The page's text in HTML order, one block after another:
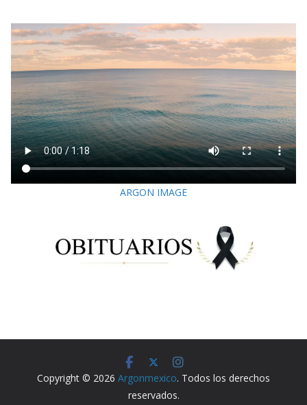
ARGON IMAGE
Copyright © 2026 Argonmexico. Todos los derechos
reservados.